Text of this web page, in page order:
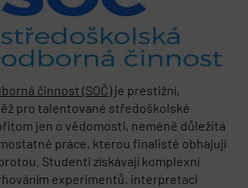
činnost (SOČ) je prestižní,
pro talentované středoškolské
jen o vědomosti, neméně důležitá
práce, kterou finalisté obhajují
Studenti získávají komplexní
experimentů, interpretací